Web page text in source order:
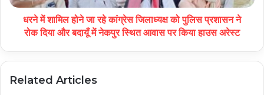
धरने में शामिल होने जा रहे कांग्रेस जिलाध्यक्ष को पुलिस प्रशासन ने
रोक दिया और बदायूँ में नेकपुर स्थित आवास पर किया हाउस अरेस्ट
Related Articles